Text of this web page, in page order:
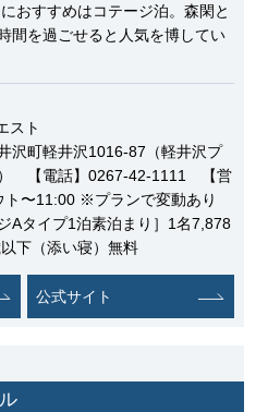
おすすめはコテージ泊。森閑と
間を過ごせると人気を博してい
スト
沢町軽井沢1016-87（軽井沢プ
） 【電話】0267-42-1111 【営
ト〜11:00 ※プランで変動あり
Aタイプ1泊素泊まり］1名7,878
下（添い寝）無料
公式サイト